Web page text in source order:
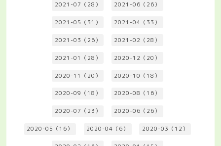
2021-07（28） 2021-06（26）
2021-05（31） 2021-04（33）
2021-03（26） 2021-02（28）
2021-01（28） 2020-12（20）
2020-11（20） 2020-10（18）
2020-09（18） 2020-08（16）
2020-07（23） 2020-06（26）
2020-05（16） 2020-04（6） 2020-03（12）